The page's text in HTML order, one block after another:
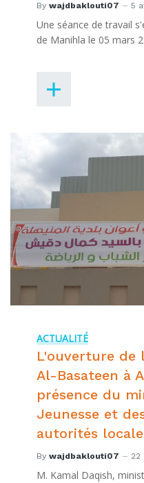
By wajdbaklouti07 5
Une séance de travail
de Manihla le 05 mars
ACTUALITÉ
L'ouverture de
Al-Basateen à
présence du
Jeunesse et
autorités
By wajdbaklouti07 22
M. Kamal Daqish,